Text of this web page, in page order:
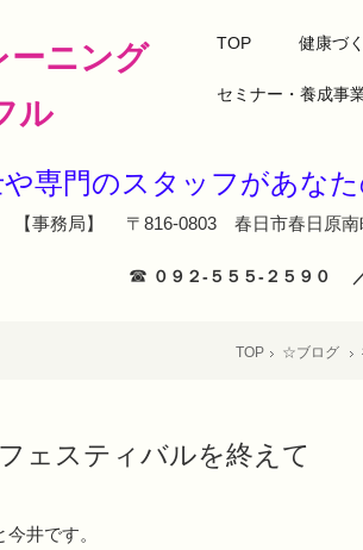
ーニング
ル
TOP 健康づ
セミナー・養成事
や専門のスタッフが
【事務局】 〒816-0803 春日市春日原南
☎ ０９２‐５５５‐２５
TOP ☆ブログ
ェスティバルを終えて
井です。